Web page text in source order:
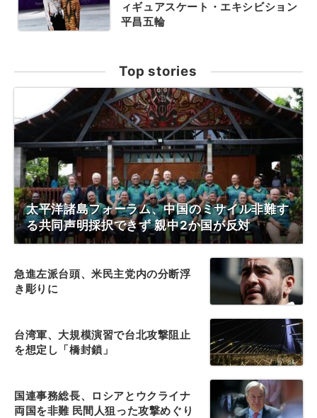
ィギュアスケート・エキシビション
平昌五輪
Top stories
太平洋諸島フォーラム、中国のミサイル非難す
る共同声明採択できず 親中2か国が反対
急進左派台頭、米民主党内の分断浮
き彫りに
台湾軍、大規模演習で台北攻撃阻止
を想定し「橋封鎖」
国連事務総長、ロシアとウクライナ
両国を非難 民間人狙った攻撃めぐり